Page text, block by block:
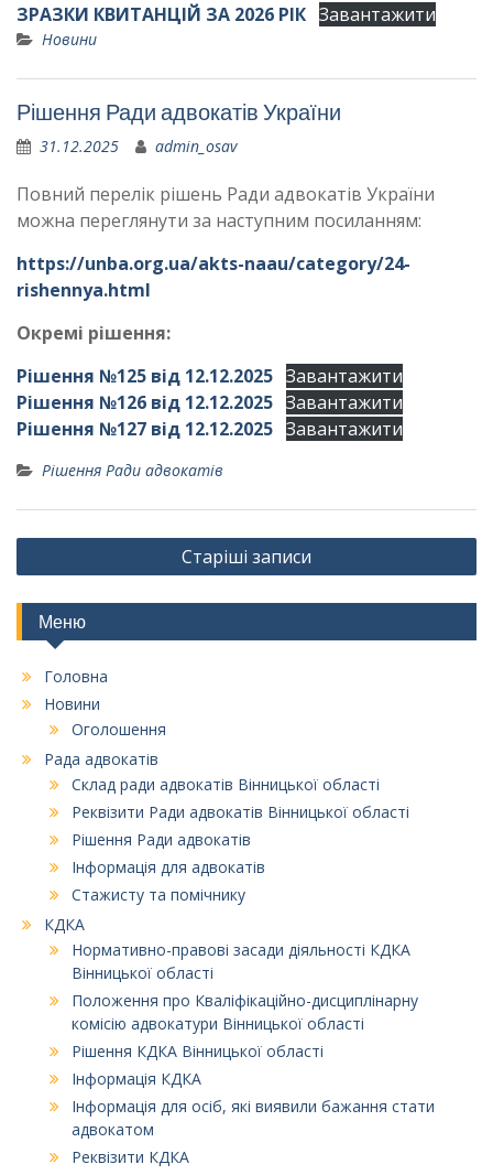
ЗРАЗКИ КВИТАНЦІЙ ЗА 2026 РІК Завантажити
Новини
Рішення Ради адвокатів України
31.12.2025 admin_osav
Повний перелік рішень Ради адвокатів України
можна переглянути за наступним посиланням:
https://unba.org.ua/akts-naau/category/24-
rishennya.html
Окремі рішення:
Рішення №125 від 12.12.2025 Завантажити
Рішення №126 від 12.12.2025 Завантажити
Рішення №127 від 12.12.2025 Завантажити
Рішення Ради адвокатів
Навігація
записів
Старіші записи
Меню
Головна
Новини
Оголошення
Рада адвокатів
Склад ради адвокатів Вінницької області
Реквізити Ради адвокатів Вінницької області
Рішення Ради адвокатів
Інформація для адвокатів
Стажисту та помічнику
КДКА
Нормативно-правові засади діяльності КДКА
Вінницької області
Положення про Кваліфікаційно-дисциплінарну
комісію адвокатури Вінницької області
Рішення КДКА Вінницької області
Інформація КДКА
Інформація для осіб, які виявили бажання стати
адвокатом
Реквізити КДКА